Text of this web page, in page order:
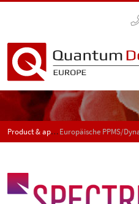
Product & application news - SPECTRUMEuropäische PPMS/